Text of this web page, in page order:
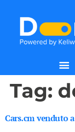
Tag:
Cars.cm venduto